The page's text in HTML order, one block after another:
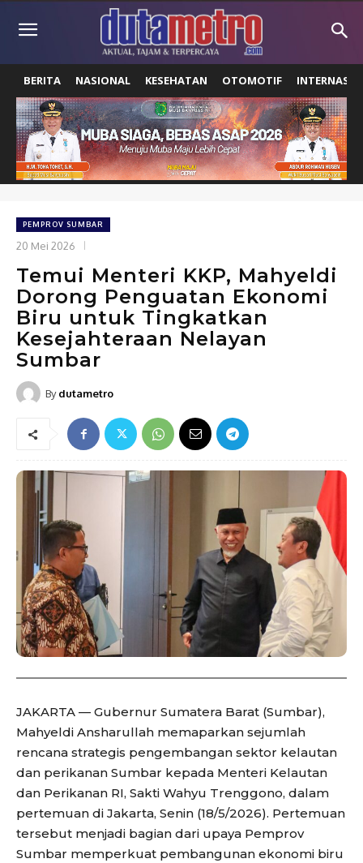
BERITA NASIONAL KESEHATAN OTOMOTIF
PEMPROV SUMBAR
20 Mei 2026
Temui Menteri KKP, Mahyeldi
Dorong Penguatan Ekonomi
Biru untuk Tingkatkan
Kesejahteraan Nelayan
Sumbar
By dutametro
JAKARTA — Gubernur Sumatera Barat (Sumbar),
Mahyeldi Ansharullah memaparkan sejumlah
rencana strategis pengembangan sektor kelautan
dan perikanan Sumbar kepada Menteri Kelautan
dan Perikanan RI, Sakti Wahyu Trenggono, dalam
pertemuan di Jakarta, Senin (18/5/2026). Pertemuan
tersebut menjadi bagian dari upaya Pemprov
Sumbar memperkuat pembangunan ekonomi biru